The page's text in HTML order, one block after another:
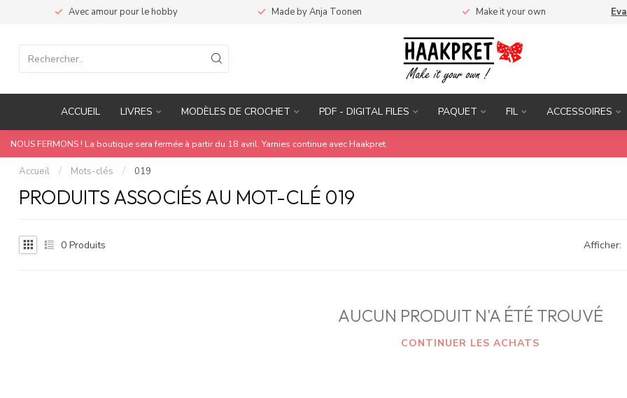
Avec amour pour le hobby Made by Anja Toonen Make it your own
ACCUEIL LIVRES MODÈLES DE CROCHET PDF - DIGITAL FILES PAQUET FIL ACCESSOIRES
NOUS FERMONS ! La boutique sera fermée à partir du 18 avril. Yarnies continue avec Haakpret.
Accueil / Mots-clés / 019
PRODUITS ASSOCIÉS AU MOT-CLÉ 019
0 Produits Afficher:
AUCUN PRODUIT N'A ÉTÉ TROUVÉ
CONTINUER LES ACHATS